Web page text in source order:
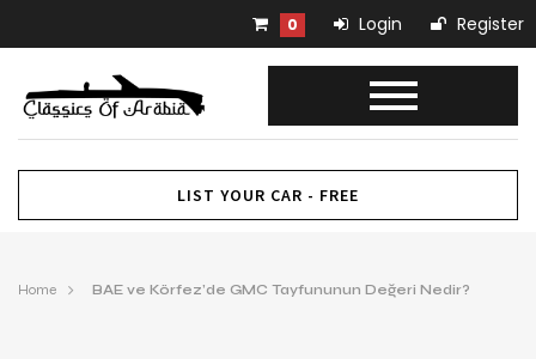
0 Login Register
LIST YOUR CAR - FREE
Home BAE ve Körfez’de GMC Tayfununun Değeri Nedir?